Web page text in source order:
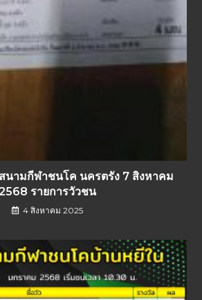
นามกีฬาชนโค นครตรัง 7 สิงหาคม
รายการวัวชน
4 สิงหาคม 2025